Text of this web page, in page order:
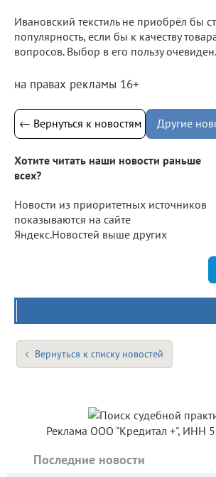
Ивановский текстиль не приобрёл бы
популярность, если бы к качеству
вопросов. Выбор в его пользу очевиден.
на правах рекламы 16+
← Вернуться к новостям Другие
Хотите читать наши новости раньше
всех?
Новости из приоритетных источников
показываются на сайте
Яндекс.Новостей выше других
Вернуться к списку новостей
Реклама ООО "Кредитал +", ИНН
Последние новости